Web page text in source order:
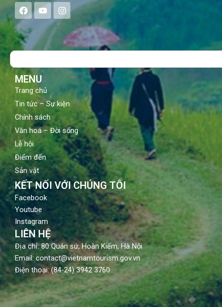
F
a
e
b
o
Y
o
t
u
b
I
n
s
a
g
Search
MENU
Trang chủ
Tin tức – Sự kiện
Chính sách
Văn hoá – Đời sống
Lễ hội
Điểm đến
Sản vật
KẾT NỐI VỚI CHÚNG TÔI
Facebook
Youtube
Instagram
LIÊN HỆ
Địa chỉ: 80 Quán sứ, Hoàn Kiếm, Hà Nội
Email: contact@vietnamtourism.gov.vn
Điện thoại: (84-24) 3942 3760